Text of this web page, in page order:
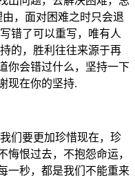
，面对困难之时只会退
错了可以重写，唯有人
的，胜利往往来源于再
你会错过什么，坚持一下
现在你的坚持.
们要更加珍惜现在，珍
悔恨过去，不抱怨命运，
一秒，都是我们不能重来